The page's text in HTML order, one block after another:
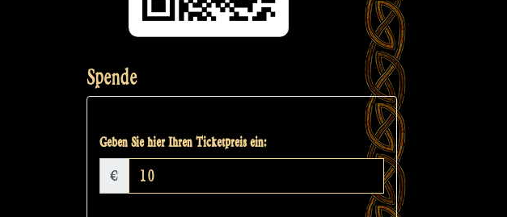
Spende
Geben Sie hier Ihren Ticketpreis ein:
€